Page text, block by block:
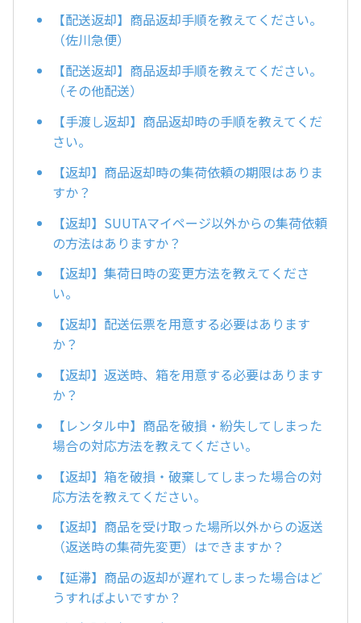
【配送返却】商品返却手順を教えてください。
（佐川急便）
【配送返却】商品返却手順を教えてください。
（その他配送）
【手渡し返却】商品返却時の手順を教えてくだ
さい。
【返却】商品返却時の集荷依頼の期限はありま
すか？
【返却】SUUTAマイページ以外からの集荷依頼
の方法はありますか？
【返却】集荷日時の変更方法を教えてくださ
い。
【返却】配送伝票を用意する必要はあります
か？
【返却】返送時、箱を用意する必要はあります
か？
【レンタル中】商品を破損・紛失してしまった
場合の対応方法を教えてください。
【返却】箱を破損・破棄してしまった場合の対
応方法を教えてください。
【返却】商品を受け取った場所以外からの返送
（返送時の集荷先変更）はできますか？
【延滞】商品の返却が遅れてしまった場合はど
うすればよいですか？